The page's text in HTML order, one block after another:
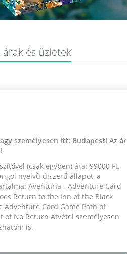
és üzletek
személyesen itt: Budapest! Az ár
(csak egyben) ára: 99000 Ft,
nyelvű újszerű állapot, a
Aventuria - Adventure Card
Return to the Inn of the Black
Adventure Card Game Path of
of No Return Átvétel személyesen
is.